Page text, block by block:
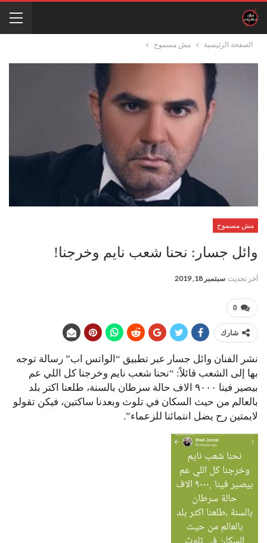
الصفحة الرئيسية مش مسموح
مش مسموح
وائل جسار: نحنا شعب نايم وخرجنا!
آخر تحديث سبتمبر 18, 2019
0
شارك
نشر الفنان وائل جسار عبر تطبيق “الواتس اب” رسالة توجه
بها إلى الشعب قائلاً: “نحنا شعب نايم وخرجنا كل اللي عم
بيصير فينا ٩٠٠٠ الاف حالة سرطان بالسنة، طلعنا اكتر بلد
بالعالم من حيث السكان في تلوث وبعدنا ساكتين، فيكن تقولو
لايمتين رح يضل انتمائنا للزعماء”.